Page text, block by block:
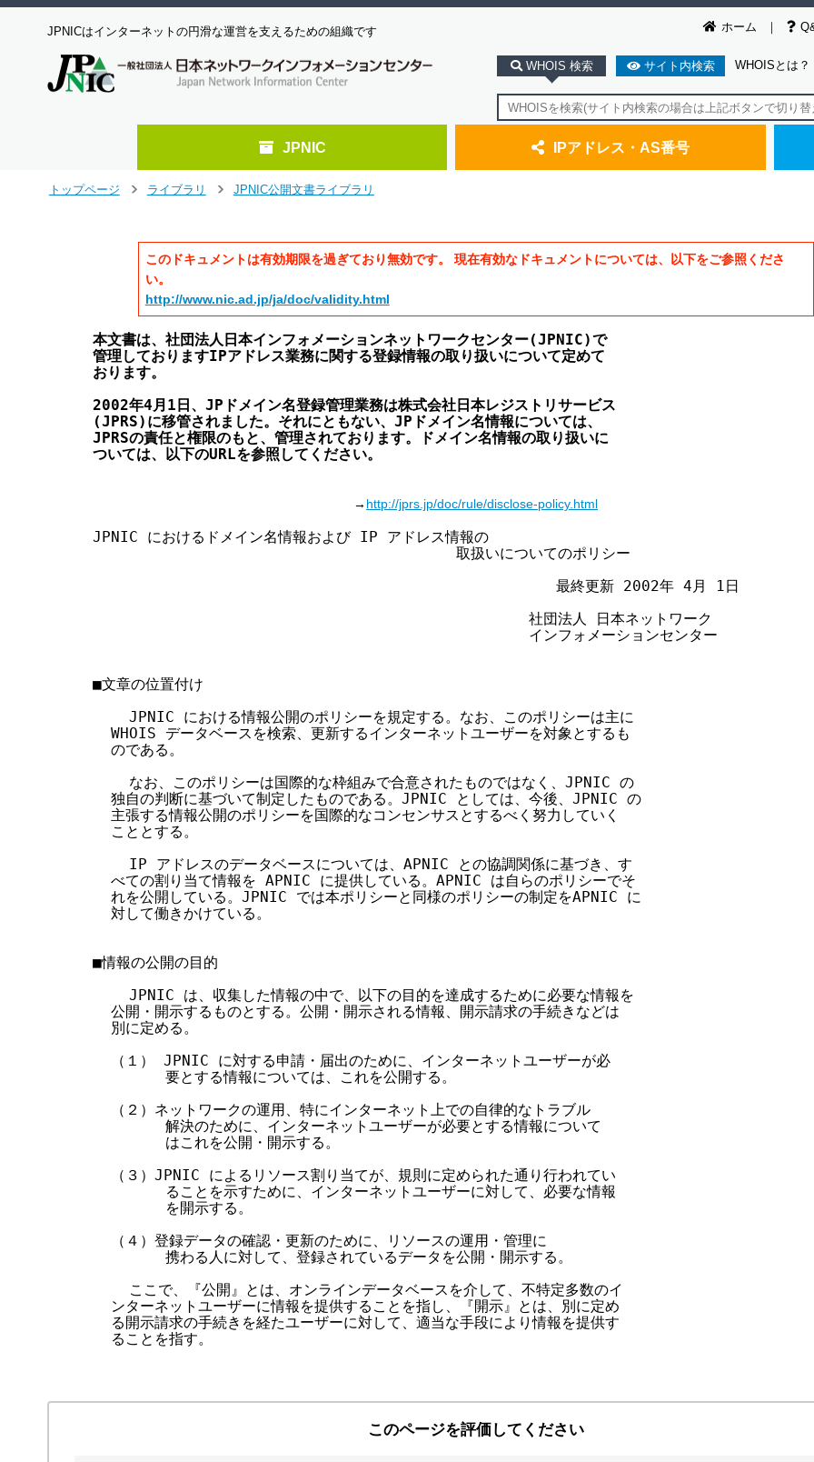
ホーム
JPNICはインターネットの円滑な運営を支えるための組織です
WHOIS 検索 サイト内検索 WHOISとは？
JPNIC IPアドレス・AS番号
トップページ
ライブラリ
JPNIC公開文書ライブラリ
このドキュメントは有効期限を過ぎており無効です。 現在有効なドキュメントについては、以下をご参照くださ
い。
http://www.nic.ad.jp/ja/doc/validity.html
本文書は、社団法人日本インフォメーションネットワークセンター(JPNIC)で
管理しておりますIPアドレス業務に関する登録情報の取り扱いについて定めて
おります。
2002年4月1日、JPドメイン名登録管理業務は株式会社日本レジストリサービス
(JPRS)に移管されました。それにともない、JPドメイン名情報については、
JPRSの責任と権限のもと、管理されております。ドメイン名情報の取り扱いに
ついては、以下のURLを参照してください。
→ http://jprs.jp/doc/rule/disclose-policy.html
JPNIC におけるドメイン名情報および IP アドレス情報の
                                        取扱いについてのポリシー
                                                   最終更新 2002年 4月 1日
                                                社団法人 日本ネットワーク
                                                インフォメーションセンター
■文章の位置付け
    JPNIC における情報公開のポリシーを規定する。なお、このポリシーは主に
  WHOIS データベースを検索、更新するインターネットユーザーを対象とするも
  のである。
    なお、このポリシーは国際的な枠組みで合意されたものではなく、JPNIC の
  独自の判断に基づいて制定したものである。JPNIC としては、今後、JPNIC の
  主張する情報公開のポリシーを国際的なコンセンサスとするべく努力していく
  こととする。
    IP アドレスのデータベースについては、APNIC との協調関係に基づき、す
  べての割り当て情報を APNIC に提供している。APNIC は自らのポリシーでそ
  れを公開している。JPNIC では本ポリシーと同様のポリシーの制定をAPNIC に
  対して働きかけている。
■情報の公開の目的
    JPNIC は、収集した情報の中で、以下の目的を達成するために必要な情報を
  公開・開示するものとする。公開・開示される情報、開示請求の手続きなどは
  別に定める。
  （１） JPNIC に対する申請・届出のために、インターネットユーザーが必
        要とする情報については、これを公開する。
  （２）ネットワークの運用、特にインターネット上での自律的なトラブル
        解決のために、インターネットユーザーが必要とする情報について
        はこれを公開・開示する。
  （３）JPNIC によるリソース割り当てが、規則に定められた通り行われてい
        ることを示すために、インターネットユーザーに対して、必要な情報
        を開示する。
  （４）登録データの確認・更新のために、リソースの運用・管理に
        携わる人に対して、登録されているデータを公開・開示する。
    ここで、『公開』とは、オンラインデータベースを介して、不特定多数のイ
  ンターネットユーザーに情報を提供することを指し、『開示』とは、別に定め
  る開示請求の手続きを経たユーザーに対して、適当な手段により情報を提供す
  ることを指す。
このページを評価してください